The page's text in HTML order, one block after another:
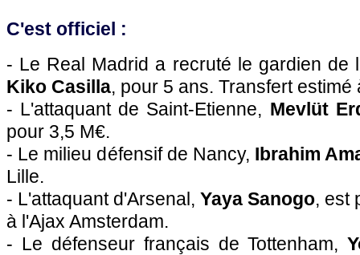
C'est officiel :
- Le Real Madrid a recruté le gardien de
Kiko Casilla, pour 5 ans. Transfert estimé
- L'attaquant de Saint-Etienne, Mevlüt
pour 3,5 M€.
- Le milieu défensif de Nancy, Ibrahim
Lille.
- L'attaquant d'Arsenal, Yaya Sanogo, est
à l'Ajax Amsterdam.
- Le défenseur français de Tottenham,